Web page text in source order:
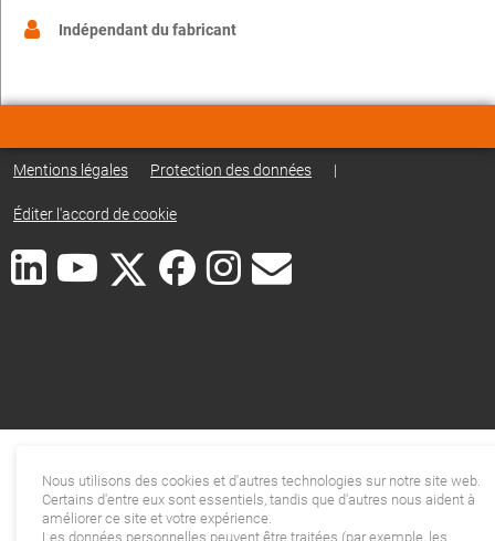
Indépendant du fabricant
Mentions légales Protection des données |
Éditer l'accord de cookie
Nous utilisons des cookies et d'autres technologies sur notre site web.
Certains d'entre eux sont essentiels, tandis que d'autres nous aident à
améliorer ce site et votre expérience.
Les données personnelles peuvent être traitées (par exemple, les